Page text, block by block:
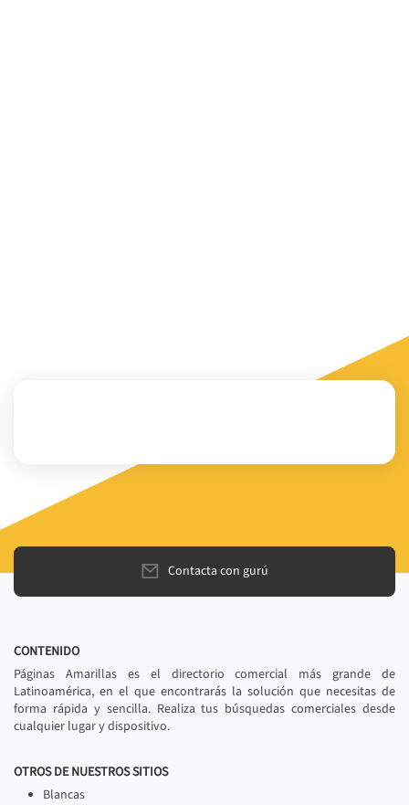
Contacta con gurú
CONTENIDO
Páginas Amarillas es el directorio comercial más grande de
Latinoamérica, en el que encontrarás la solución que necesitas de
forma rápida y sencilla. Realiza tus búsquedas comerciales desde
cualquier lugar y dispositivo.
OTROS DE NUESTROS SITIOS
Blancas